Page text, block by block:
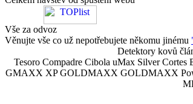
Vše za odvoz
Věnujte vše co už nepotřebujete někomu jinému
Detektory kovů
Tesoro Compadre Cibola uMax Silver
GMAXX XP GOLDMAXX GOLDMAXX